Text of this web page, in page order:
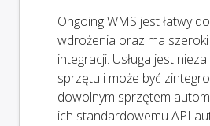
Ongoing WMS jest łatwy
wdrożenia oraz ma
integracji. Usługa jest
sprzętu i może być
dowolnym sprzętem
ich standardowemu API